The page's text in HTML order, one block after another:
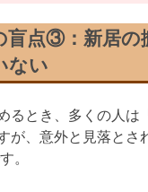
盲点③：新居の
ない
るとき、多くの人は
が、意外と見落とさ
。